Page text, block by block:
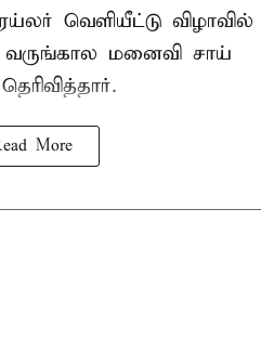
வெளியீட்டு விழாவில்
வருங்கால மனைவி சாய்
More